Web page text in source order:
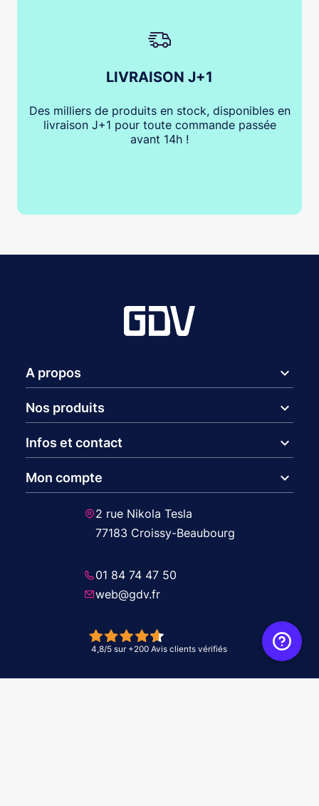
LIVRAISON J+1
Des milliers de produits en stock, disponibles en
livraison J+1 pour toute commande passée
avant 14h !
A propos expand_more
Nos produits expand_more
Infos et contact expand_more
Mon compte expand_more
2 rue Nikola Tesla
77183 Croissy-Beaubourg
01 84 74 47 50
web@gdv.fr